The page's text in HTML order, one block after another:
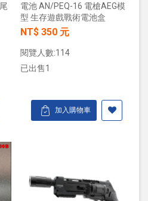
電池 AN/PEQ-16 電槍AEG模
型 生存遊戲戰術電池盒
NT$ 350 元
閱覽人數:114
已出售1
加入購物車